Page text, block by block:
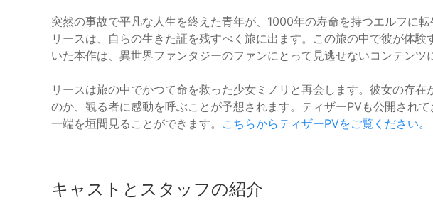
突然の事故で平凡な人生を終えた青年が、1000年の寿命を持つエルフに
リースは、自らの生きた証を残すべく旅に出ます。この旅の中で彼が体
いた本作は、異世界ファンタジーのファンにとって見逃せないコンテンツ
リースは旅の中でかつて命を救った少女ミノリと再会します。彼女の存在
のか、観る者に感動を呼ぶことが予想されます。ティザーPVも公開され
一端を垣間見ることができます。 こちらからティザーPVをご覧ください。
キャストとスタッフの紹介